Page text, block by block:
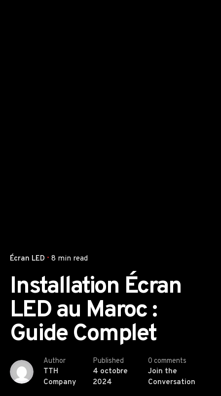
Écran LED 8 min read
Installation Écran
LED au Maroc :
Guide Complet
Author
TTH
Company
Published
4 octobre
2024
0 comments
Join the
Conversation